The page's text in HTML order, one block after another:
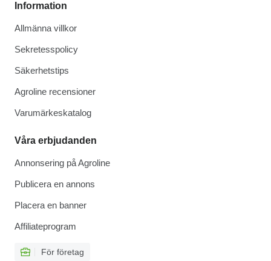
Information
Allmänna villkor
Sekretesspolicy
Säkerhetstips
Agroline recensioner
Varumärkeskatalog
Våra erbjudanden
Annonsering på Agroline
Publicera en annons
Placera en banner
Affiliateprogram
För företag